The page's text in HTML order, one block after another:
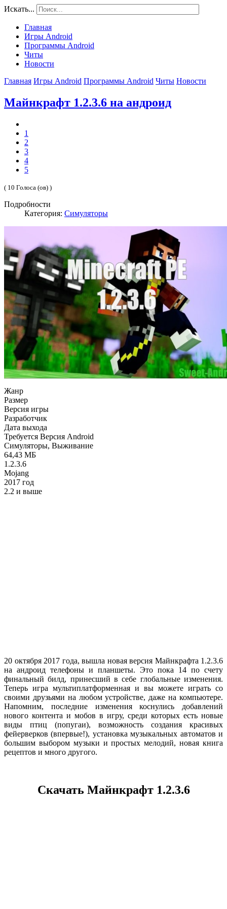
Искать...
Главная
Игры Android
Программы Android
Читы
Новости
Главная Игры Android Программы Android Читы Новости
Майнкрафт 1.2.3.6 на андроид
1
2
3
4
5
( 10 Голоса (ов) )
Подробности
Категория: Симуляторы
Жанр
Размер
Версия игры
Разработчик
Дата выхода
Требуется Версия Android
Симуляторы, Выживание
64,43 МБ
1.2.3.6
Mojang
2017 год
2.2 и выше
20 октября 2017 года, вышла новая версия Майнкрафта 1.2.3.6
на андроид телефоны и планшеты. Это пока 14 по счету
финальный билд, принесший в себе глобальные изменения.
Теперь игра мультиплатформенная и вы можете играть со
своими друзьями на любом устройстве, даже на компьютере.
Напомним, последние изменения коснулись добавлений
нового контента и мобов в игру, среди которых есть новые
виды птиц (попугаи), возможность создания красивых
фейерверков (впервые!), установка музыкальных автоматов и
большим выбором музыки и простых мелодий, новая книга
рецептов и много другого.
Скачать Майнкрафт 1.2.3.6